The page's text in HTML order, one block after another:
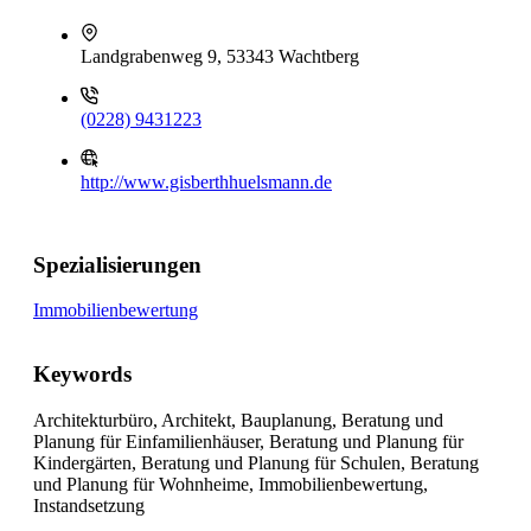
Landgrabenweg 9, 53343 Wachtberg
(0228) 9431223
http://www.gisberthhuelsmann.de
Spezialisierungen
Immobilienbewertung
Keywords
Architekturbüro, Architekt, Bauplanung, Beratung und
Planung für Einfamilienhäuser, Beratung und Planung für
Kindergärten, Beratung und Planung für Schulen, Beratung
und Planung für Wohnheime, Immobilienbewertung,
Instandsetzung